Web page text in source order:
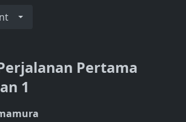
Pertama
1